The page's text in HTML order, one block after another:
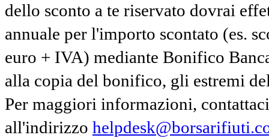
dello sconto a te riservato dovrai
annuale per l'importo scontato (es.
euro + IVA) mediante Bonifico
alla copia del bonifico, gli estremi
Per maggiori informazioni,
all'indirizzo